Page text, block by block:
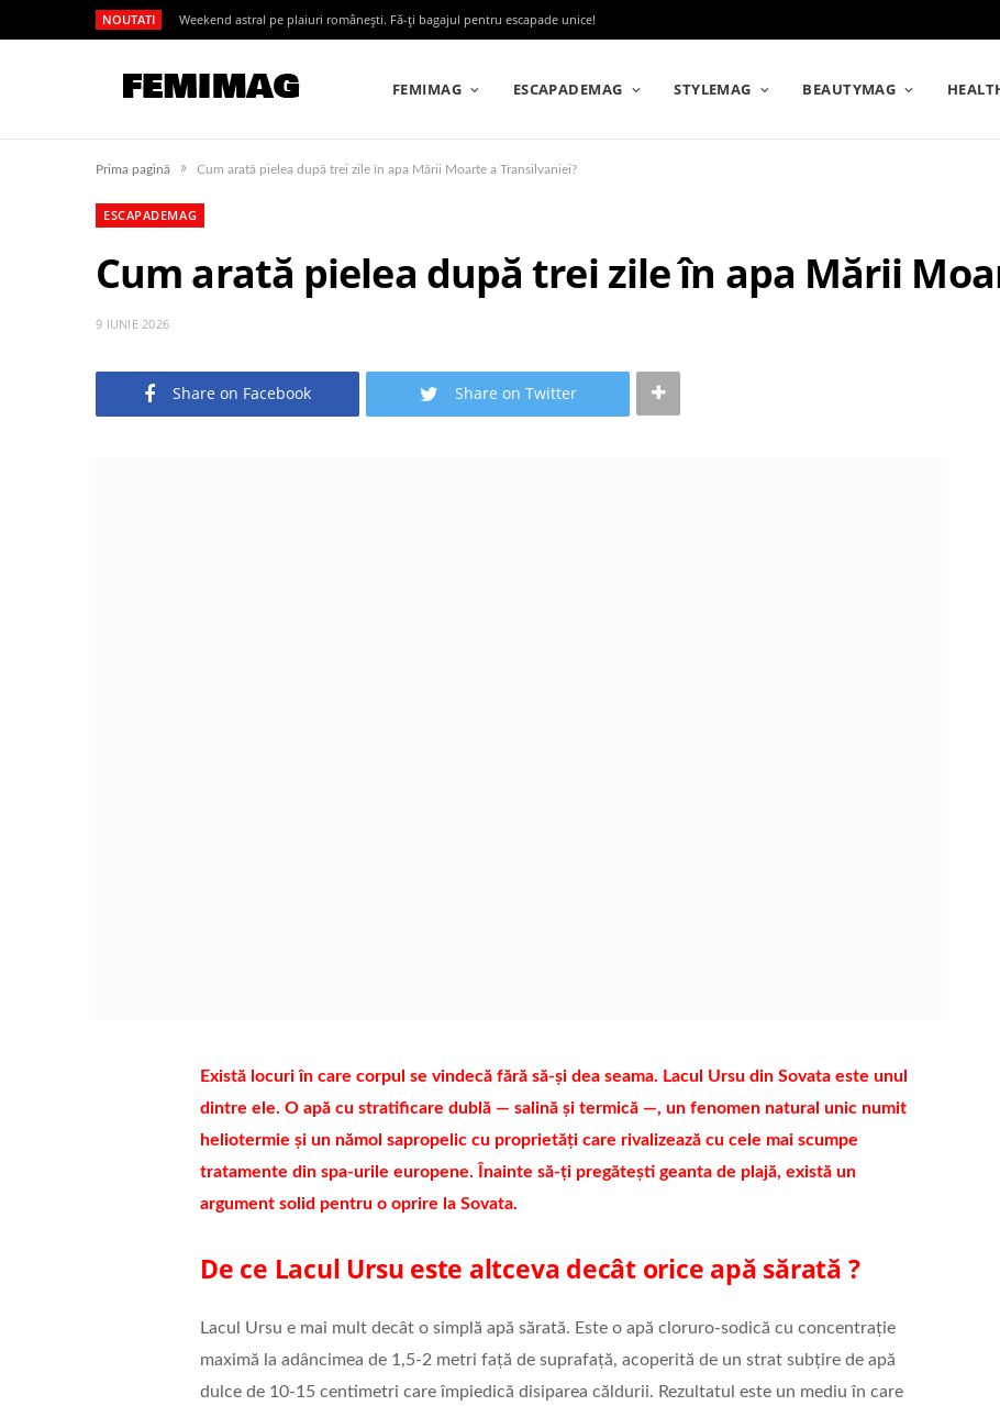
NOUTATI Weekend astral pe plaiuri românești. Fă-ți bagajul pentru escapade unice!
FEMIMAG ESCAPADEMAG STYLEMAG BEAUTYMAG
Prima pagină » Cum arată pielea după trei zile în apa Mării Moarte a Transilvaniei?
ESCAPADEMAG
Cum arată pielea după trei zile în apa Mării
9 IUNIE 2026
Share on Facebook Share on Twitter
Există locuri în care corpul se vindecă fără să-şi dea seama. Lacul Ursu din Sovata este unul
dintre ele. O apă cu stratificare dublă — salină şi termică —, un fenomen natural unic numit
heliotermie şi un nămol sapropelic cu proprietăți care rivalizează cu cele mai scumpe
tratamente din spa-urile europene. Înainte să-ți pregăteşti geanta de plajă, există un
argument solid pentru o oprire la Sovata.
De ce Lacul Ursu este altceva decât orice apă sărată ?
Lacul Ursu e mai mult decât o simplă apă sărată. Este o apă cloruro-sodică cu concentrație
maximă la adâncimea de 1,5-2 metri față de suprafață, acoperită de un strat subțire de apă
dulce de 10-15 centimetri care împiedică disiparea căldurii. Rezultatul este un mediu în care